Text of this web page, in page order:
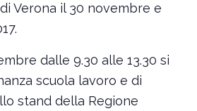
Verona il 30 novembre e
dalle 9.30 alle 13.30 si
scuola lavoro e di
stand della Regione